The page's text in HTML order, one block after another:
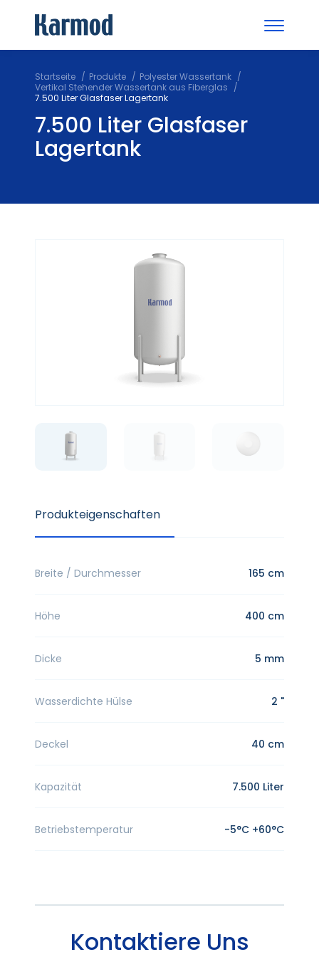
Startseite Produkte
Polyester Wassertank
Vertikal Stehender Wassertank aus Fiberglas
7.500 Liter Glasfaser Lagertank
7.500 Liter Glasfaser
Lagertank
Produkteigenschaften
Breite / Durchmesser 165 cm
Höhe 400 cm
Dicke 5 mm
Wasserdichte Hülse 2 "
Deckel 40 cm
Kapazität 7.500 Liter
Betriebstemperatur -5°C +60°C
Kontaktiere Uns